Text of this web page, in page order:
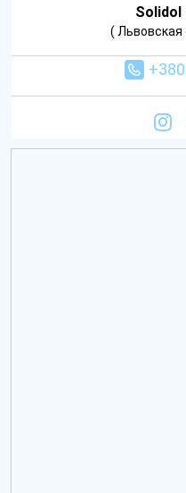
Solidol
( Львовская